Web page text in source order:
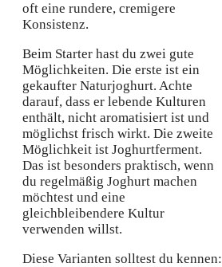
oft eine rundere, cremigere
Konsistenz.
Beim Starter hast du zwei gute
Möglichkeiten. Die erste ist ein
gekaufter Naturjoghurt. Achte
darauf, dass er lebende Kulturen
enthält, nicht aromatisiert ist und
möglichst frisch wirkt. Die zweite
Möglichkeit ist Joghurtferment.
Das ist besonders praktisch, wenn
du regelmäßig Joghurt machen
möchtest und eine
gleichbleibendere Kultur
verwenden willst.
Diese Varianten solltest du kennen: